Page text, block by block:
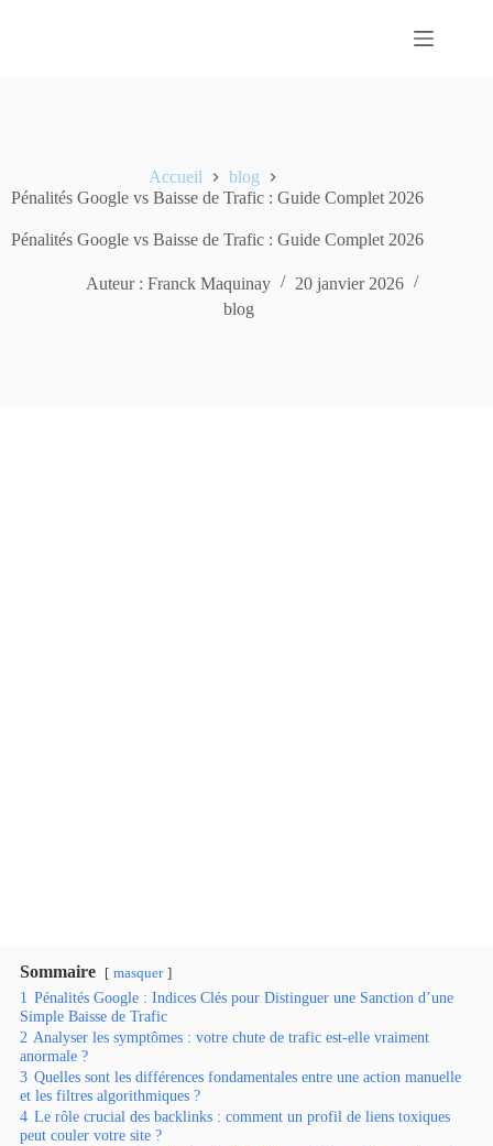
Accueil
blog
Pénalités Google vs Baisse de Trafic : Guide Complet 2026
Pénalités Google vs Baisse de Trafic : Guide Complet 2026
Auteur : Franck Maquinay
20 janvier 2026
blog
Sommaire masquer
1 Pénalités Google : Indices Clés pour Distinguer une Sanction d’une
Simple Baisse de Trafic
2 Analyser les symptômes : votre chute de trafic est-elle vraiment
anormale ?
3 Quelles sont les différences fondamentales entre une action manuelle
et les filtres algorithmiques ?
4 Le rôle crucial des backlinks : comment un profil de liens toxiques
peut couler votre site ?